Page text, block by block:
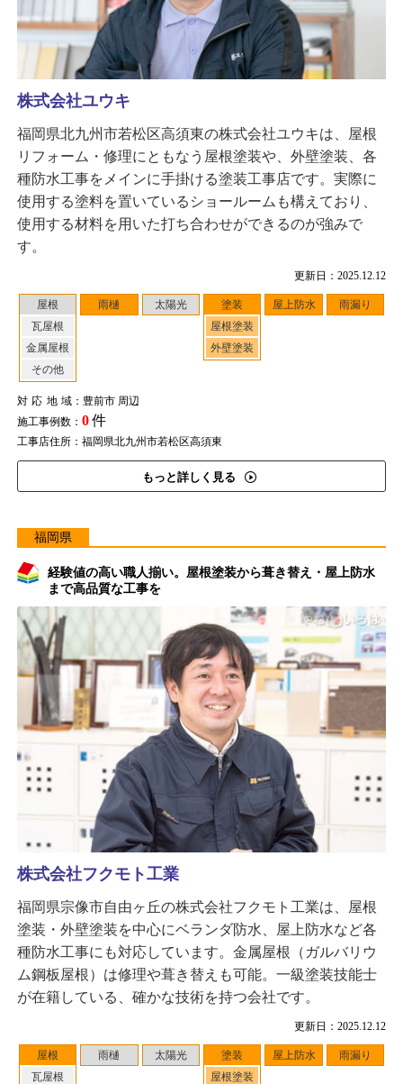
更新日：2025.12.12
屋根
瓦屋根
金属屋根
その他
雨樋 太陽光
塗装
屋根塗装
外壁塗装
屋上防水 雨漏り
対応地域：豊前市 周辺
施工事例数： 0件
工事店住所：福岡県北九州市若松区高須東
もっと詳しく見る
株式会社ユウキ
福岡県北九州市若松区高須東の株式会社ユウキは、屋根
リフォーム・修理にともなう屋根塗装や、外壁塗装、各
種防水工事をメインに手掛ける塗装工事店です。実際に
使用する塗料を置いているショールームも構えており、
使用する材料を用いた打ち合わせができるのが強みで
す。
福岡県
経験値の高い職人揃い。屋根塗装から葺き替え・屋上防水
まで高品質な工事を
更新日：2025.12.12
屋根
瓦屋根
雨樋 太陽光
塗装
屋根塗装
屋上防水 雨漏り
株式会社フクモト工業
福岡県宗像市自由ヶ丘の株式会社フクモト工業は、屋根
塗装・外壁塗装を中心にベランダ防水、屋上防水など各
種防水工事にも対応しています。金属屋根（ガルバリウ
ム鋼板屋根）は修理や葺き替えも可能。一級塗装技能士
が在籍している、確かな技術を持つ会社です。